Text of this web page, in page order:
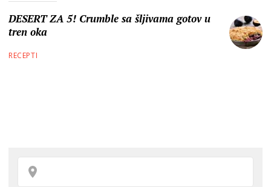
DESERT ZA 5! Crumble sa šljivama gotov u
tren oka
RECEPTI